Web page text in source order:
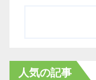
人気の記事